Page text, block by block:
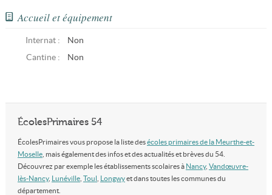
Accueil et équipement
Internat :
Non
Cantine :
Non
ÉcolesPrimaires 54
ÉcolesPrimaires vous propose la liste desécoles primaires de la Meurthe-et-
Moselle, mais également des infos et des actualités et brèves du 54.
Découvrez par exemple les établissements scolaires à Nancy, Vandœuvre-
lès-Nancy, Lunéville, Toul Longwyet dans toutes les communes du
département.